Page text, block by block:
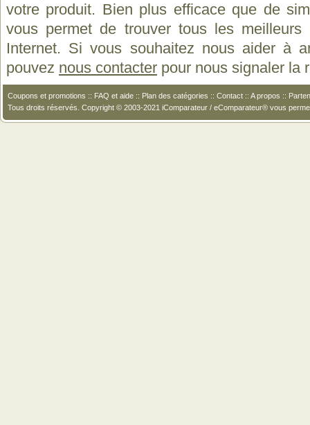
votre produit. Bien plus efficace que de
vous permet de trouver tous les
Internet. Si vous souhaitez nous aider à
pouvez nous contacter pour nous signaler la
Coupons et promotions :: FAQ et aide :: Plan des catégories :: Contact :: A propos ::
Tous droits réservés. Copyright © 2003-2021 iComparateur / eComparateur® vous